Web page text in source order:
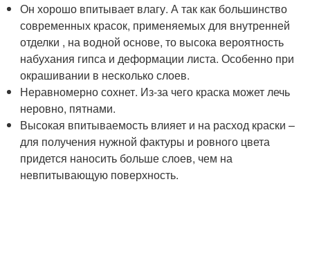
Он хорошо впитывает влагу. А так как большинство
современных красок, применяемых для внутренней
отделки , на водной основе, то высока вероятность
набухания гипса и деформации листа. Особенно при
окрашивании в несколько слоев.
Неравномерно сохнет. Из-за чего краска может лечь
неровно, пятнами.
Высокая впитываемость влияет и на расход краски –
для получения нужной фактуры и ровного цвета
придется наносить больше слоев, чем на
невпитывающую поверхность.